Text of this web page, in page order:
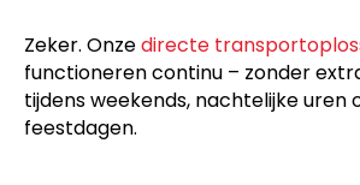
Zeker. Onzedirecte
functioneren continu – zonder
tijdens weekends, nachtelijke uren
feestdagen.